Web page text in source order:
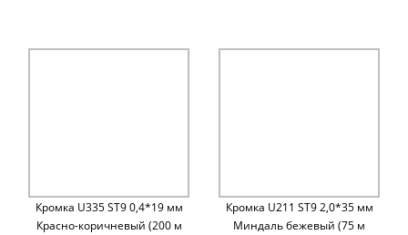
Кромка U335 ST9 0,4*19 мм
Красно-коричневый (200 м
Кромка U211 ST9 2,0*35 мм
Миндаль бежевый (75 м